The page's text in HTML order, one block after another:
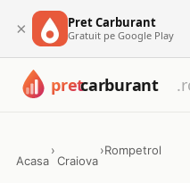
× Pret Carburant
Gratuit pe Google Play
Acasa
›
Craiova
›Rompetrol